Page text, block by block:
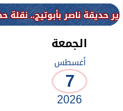
الجمعة
أغسطس
7
2026